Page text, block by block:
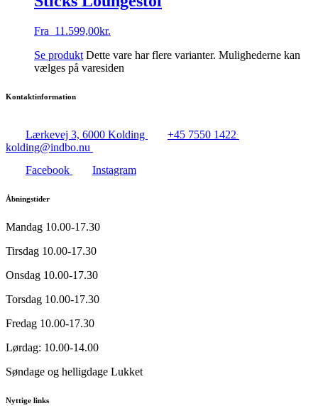
Fra 11.599,00kr.
Se produkt Dette vare har flere varianter. Mulighederne kan
vælges på varesiden
Kontaktinformation
Lærkevej 3, 6000 Kolding
+45 7550 1422
kolding@indbo.nu
Facebook
Instagram
Åbningstider
Mandag 10.00-17.30
Tirsdag 10.00-17.30
Onsdag 10.00-17.30
Torsdag 10.00-17.30
Fredag 10.00-17.30
Lørdag: 10.00-14.00
Søndage og helligdage Lukket
Nyttige links